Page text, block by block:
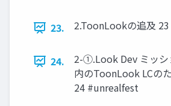
23. 2.ToonLookの追及
24.
2-①.Look Dev ミッ
内のToonLook LCの
24 #unrealfest